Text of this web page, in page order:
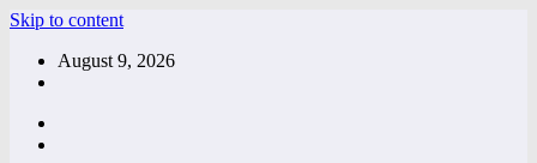
Skip to content
August 9, 2026